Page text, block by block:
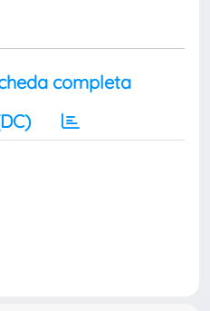
completa